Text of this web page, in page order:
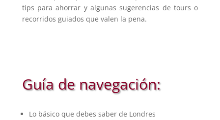
tips para ahorrar y algunas sugerencias de tours o
recorridos guiados que valen la pena.
Guía de navegación:
Lo básico que debes saber de Londres